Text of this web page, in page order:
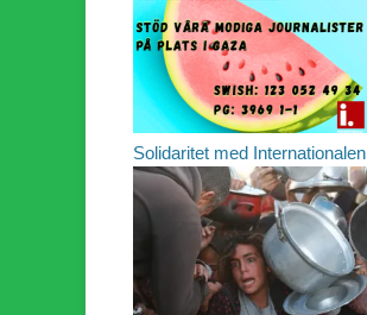
Solidaritet med Internationalen